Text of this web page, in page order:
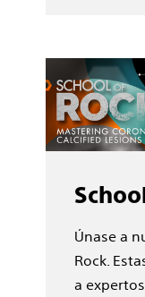
Únase a
Rock.
a